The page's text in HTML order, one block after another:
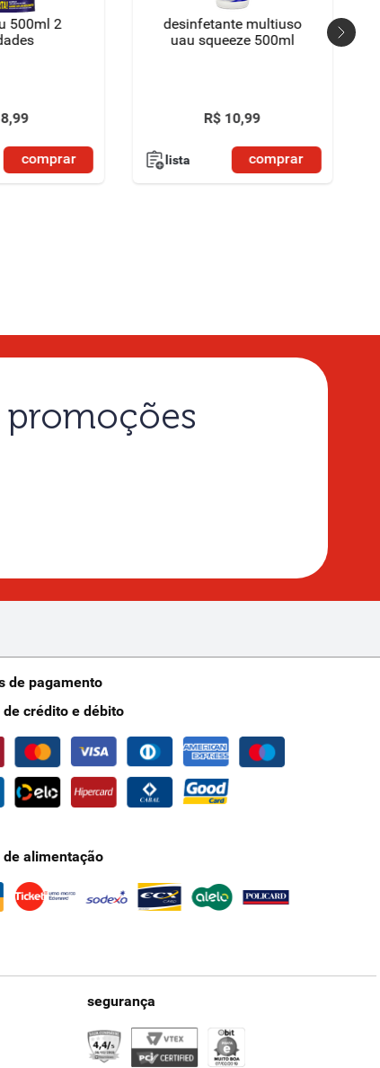
500ml 2
8,99
comprar
desinfetante multiuso
uau squeeze 500ml
R$ 10,99
lista comprar
promoções
de pagamento
de crédito e débito
de alimentação
segurança